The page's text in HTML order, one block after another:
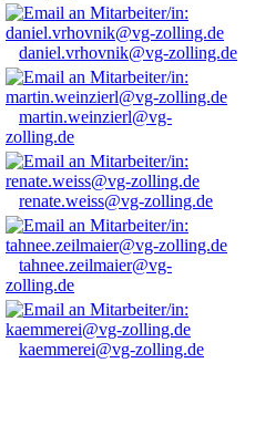
daniel.vrhovnik@vg-zolling.de
martin.weinzierl@vg-
zolling.de
renate.weiss@vg-zolling.de
tahnee.zeilmaier@vg-
zolling.de
kaemmerei@vg-zolling.de